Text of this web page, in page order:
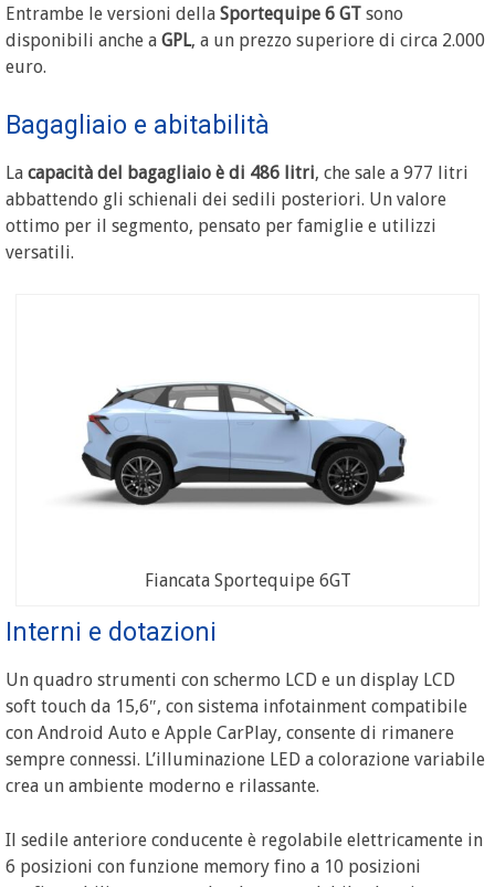
Entrambe le versioni della Sportequipe 6 GT sono
disponibili anche a GPL, a un prezzo superiore di circa 2.000
euro.
Bagagliaio e abitabilità
La capacità del bagagliaio è di 486 litri, che sale a 977 litri
abbattendo gli schienali dei sedili posteriori. Un valore
ottimo per il segmento, pensato per famiglie e utilizzi
versatili.
Fiancata Sportequipe 6GT
Interni e dotazioni
Un quadro strumenti con schermo LCD e un display LCD
soft touch da 15,6″, con sistema infotainment compatibile
con Android Auto e Apple CarPlay, consente di rimanere
sempre connessi. L’illuminazione LED a colorazione variabile
crea un ambiente moderno e rilassante.
Il sedile anteriore conducente è regolabile elettricamente in
6 posizioni con funzione memory fino a 10 posizioni